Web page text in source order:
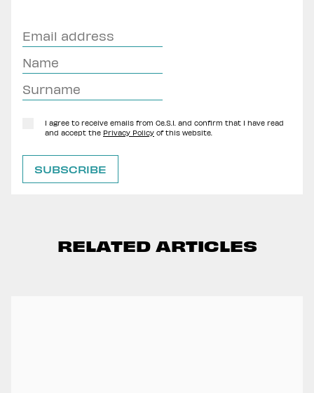
I agree to receive emails from Ce.S.I. and confirm that I have read
and accept the Privacy Policy of this website.
RELATED ARTICLES